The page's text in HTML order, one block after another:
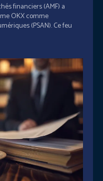
financiers (AMF) a
OKX comme
(PSAN). Ce feu